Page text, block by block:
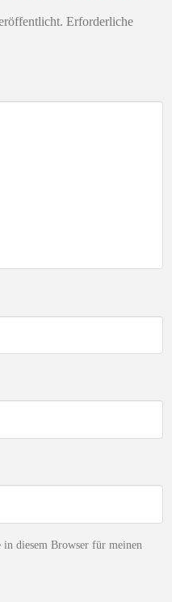
Erforderliche
diesem Browser für meinen